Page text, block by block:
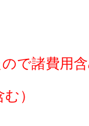
で諸費用
）